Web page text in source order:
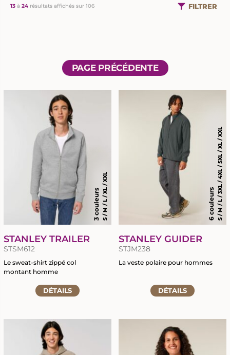
13 à 24 résultats affichés sur 106 FILTRER
PAGE PRÉCÉDENTE
3 couleursS / M / L / XL / XXL
STANLEY TRAILER
STSM612
Le sweat-shirt zippé col
montant homme
fiche
DÉTAILS
6 couleursS / M / L / 3XL / 4XL / 5XL / XL / XXL
STANLEY GUIDER
STJM238
La veste polaire pour hommes
du
DÉTAILS